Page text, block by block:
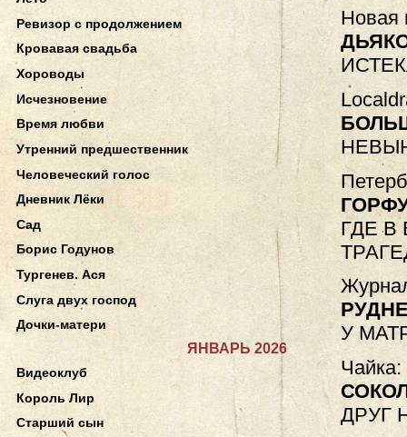
Новая
ГДЕ В
У
Чайка:
ДРУГ
Ревизор с продолжением
Кровавая свадьба
Хороводы
Исчезновение
Время любви
Утренний предшественник
Человеческий голос
Дневник Лёки
Сад
Борис Годунов
Тургенев. Ася
Слуга двух господ
Дочки-матери
ЯНВАРЬ 2026
Видеоклуб
Король Лир
Старший сын